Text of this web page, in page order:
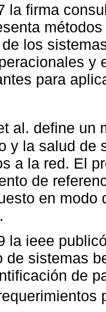
la firma
los
y
para
al. define un
y la salud de
a la red. El
de
en modo
la ieee
de sistemas
de